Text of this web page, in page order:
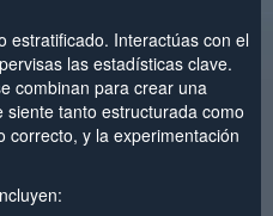
estratificado. Interactúas con el
las estadísticas clave.
combinan para crear una
tanto estructurada como
correcto, y la experimentación